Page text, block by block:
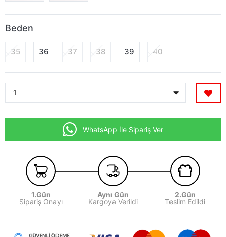
Beden
35 36 37 38 39 40
WhatsApp İle Sipariş Ver
1.Gün
Sipariş Onayı
Aynı Gün
Kargoya Verildi
2.Gün
Teslim Edildi